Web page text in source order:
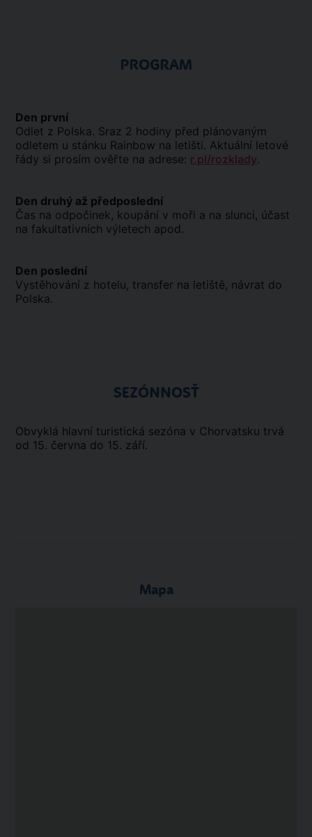
PROGRAM
Den první
Odlet z Polska. Sraz 2 hodiny před plánovaným
odletem u stánku Rainbow na letišti. Aktuální letové
řády si prosím ověřte na adrese: r.pl/rozklady.
Den druhý až předposlední
Čas na odpočinek, koupání v moři a na slunci, účast
na fakultativních výletech apod.
Den poslední
Vystěhování z hotelu, transfer na letiště, návrat do
Polska.
SEZÓNNOSŤ
Obvyklá hlavní turistická sezóna v Chorvatsku trvá
od 15. června do 15. září.
Mapa